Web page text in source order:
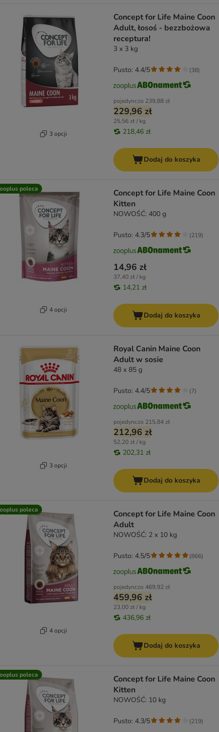
3 opcji
Concept for Life Maine Coon
Adult, łosoś - bezzbożowa
receptura!
3 x 3 kg
pojedynczo 239,88 zł
229,96 zł
25,56 zł / kg
218,46 zł
Pusto: 4.4/5 (38)
Dodaj do koszyka
poleca
4 opcji
Concept for Life Maine Coon
Kitten
NOWOŚĆ: 400 g
14,96 zł
37,40 zł / kg
14,21 zł
Pusto: 4.3/5 (219)
Dodaj do koszyka
3 opcji
Royal Canin Maine Coon
Adult w sosie
48 x 85 g
pojedynczo 215,84 zł
212,96 zł
52,20 zł / kg
202,31 zł
Pusto: 4.4/5 (7)
Dodaj do koszyka
poleca
4 opcji
Concept for Life Maine Coon
Adult
NOWOŚĆ: 2 x 10 kg
pojedynczo 469,92 zł
459,96 zł
23,00 zł / kg
436,96 zł
Pusto: 4.5/5 (866)
Dodaj do koszyka
poleca
Concept for Life Maine Coon
Kitten
NOWOŚĆ: 10 kg
Pusto: 4.3/5 (219)